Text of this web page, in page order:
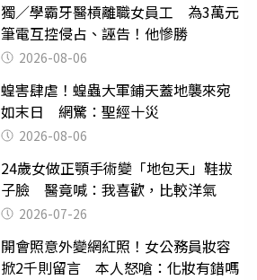
獨／學霸牙醫槓離職女員工 為3萬元
筆電互控侵占、誣告！他慘勝
2026-08-06
蝗害肆虐！蝗蟲大軍鋪天蓋地襲來宛
如末日 網驚：聖經十災
2026-08-06
24歲女做正顎手術變「地包天」鞋拔
子臉 醫竟喊：我喜歡，比較洋氣
2026-07-26
開會照意外變網紅照！女公務員妝容
掀2千則留言 本人怒嗆：化妝有錯嗎